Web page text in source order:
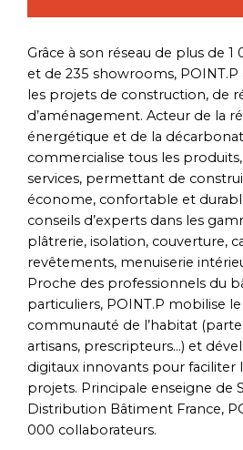
Grâce à son réseau de plus de
et de 235 showrooms,
les projets de construction, de
d’aménagement. Acteur de la
énergétique et de la
commercialise tous les
services, permettant de
économe, confortable et
conseils d’experts dans les
plâtrerie, isolation, couverture,
revêtements, menuiserie
Proche des professionnels du
particuliers, POINT.P mobilise
communauté de l’habitat
artisans, prescripteurs…) et
digitaux innovants pour faciliter
projets. Principale enseigne de
Distribution Bâtiment France,
000 collaborateurs.